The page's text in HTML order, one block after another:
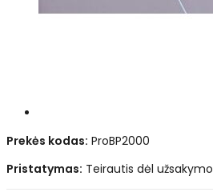
Prekės kodas: ProBP2000
Pristatymas: Teirautis dėl užsakymo